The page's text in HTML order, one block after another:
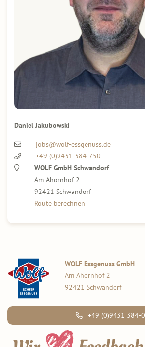
Daniel Jakubowski
jobs@wolf-essgenuss.de
+49 (0)9431 384-750
WOLF GmbH Schwandorf
Am Ahornhof 2
92421 Schwandorf
Route berechnen
WOLF Essgenuss GmbH
Am Ahornhof 2
92421 Schwandorf
+49 (0)9431 384-0